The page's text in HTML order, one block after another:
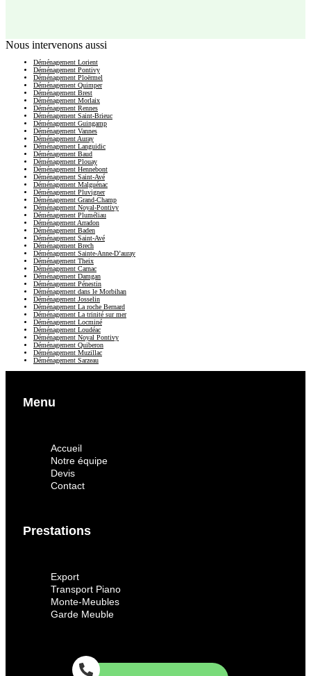
Nous intervenons aussi
Déménagement Lorient
Déménagement Pontivy
Déménagement Ploërmel
Déménagement Quimper
Déménagement Brest
Déménagement Morlaix
Déménagement Rennes
Déménagement Saint-Brieuc
Déménagement Guingamp
Déménagement Vannes
Déménagement Auray
Déménagement Languidic
Déménagement Baud
Déménagement Plouay
Déménagement Hennebont
Déménagement Saint-Avé
Déménagement Malguénac
Déménagement Pluvigner
Déménagement Grand-Champ
Déménagement Noyal-Pontivy
Déménagement Pluméliau
Déménagement Arradon
Déménagement Baden
Déménagement Saint-Avé
Déménagement Brech
Déménagement Sainte-Anne-D’auray
Déménagement Theix
Déménagement Carnac
Déménagement Damgan
Déménagement Pénestin
Déménagement dans le Morbihan
Déménagement Josselin
Déménagement La roche Bernard
Déménagement La trinité sur mer
Déménagement Locminé
Déménagement Loudéac
Déménagement Noyal Pontivy
Déménagement Quiberon
Déménagement Muzillac
Déménagement Sarzeau
Menu
Accueil
Notre équipe
Devis
Contact
Prestations
Export
Transport Piano
Monte-Meubles
Garde Meuble